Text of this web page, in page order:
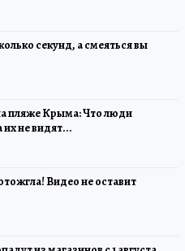
секунд, а смеяться вы
пляже Крыма: Что люди
не видят...
Видео не оставит